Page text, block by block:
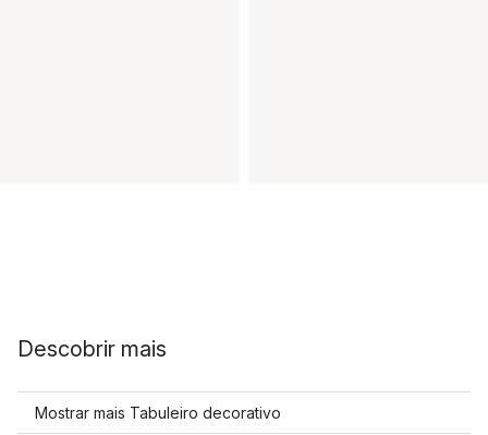
Descobrir mais
Mostrar mais Tabuleiro decorativo